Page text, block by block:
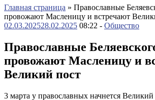
Главная страница » Православные
провожают Масленицу и встречают
02.03.202528.02.2025 08:22 - Общество
Православные
провожают Масленицу и
Великий пост
3 марта у православных начнется